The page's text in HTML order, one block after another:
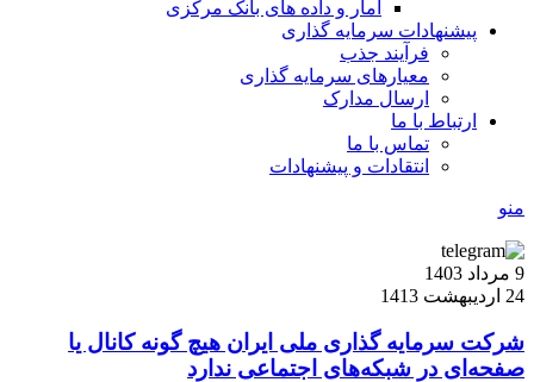
آمار و داده های بانک مرکزی
پیشنهادات سرمایه گذاری
فرآیند جذب
معیارهای سرمایه گذاری
ارسال مدارک
ارتباط با ما
تماس با ما
انتقادات و پیشنهادات
منو
9 مرداد 1403
24 اردیبهشت 1413
شرکت سرمایه گذاری ملی ایران هیچ گونه کانال یا
صفحه‌ای در شبکه‌های اجتماعی ندارد